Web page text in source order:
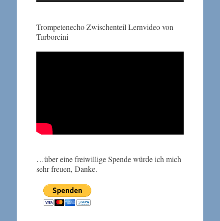
Trompetenecho Zwischenteil Lernvideo von
Turboreini
…über eine freiwillige Spende würde ich mich
sehr freuen, Danke.